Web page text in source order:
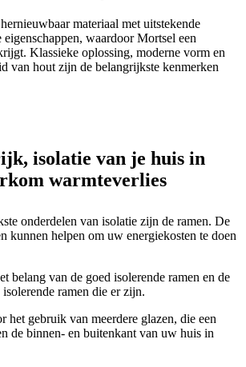
materiaal met uitstekende
waardoor Mortsel een
Klassieke oplossing, moderne vorm en
van hout zijn de belangrijkste kenmerken
isolatie van je huis in
warmteverlies
onderdelen van isolatie zijn de ramen. De
kunnen helpen om uw energiekosten te doen
belang van de goed isolerende ramen en de
ramen die er zijn.
het gebruik van meerdere glazen, die een
de binnen- en buitenkant van uw huis in